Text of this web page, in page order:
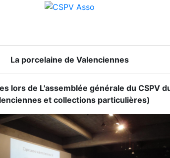
La porcelaine de Valenciennes
lors de L'assemblée générale du CSPV
et collections particulières)